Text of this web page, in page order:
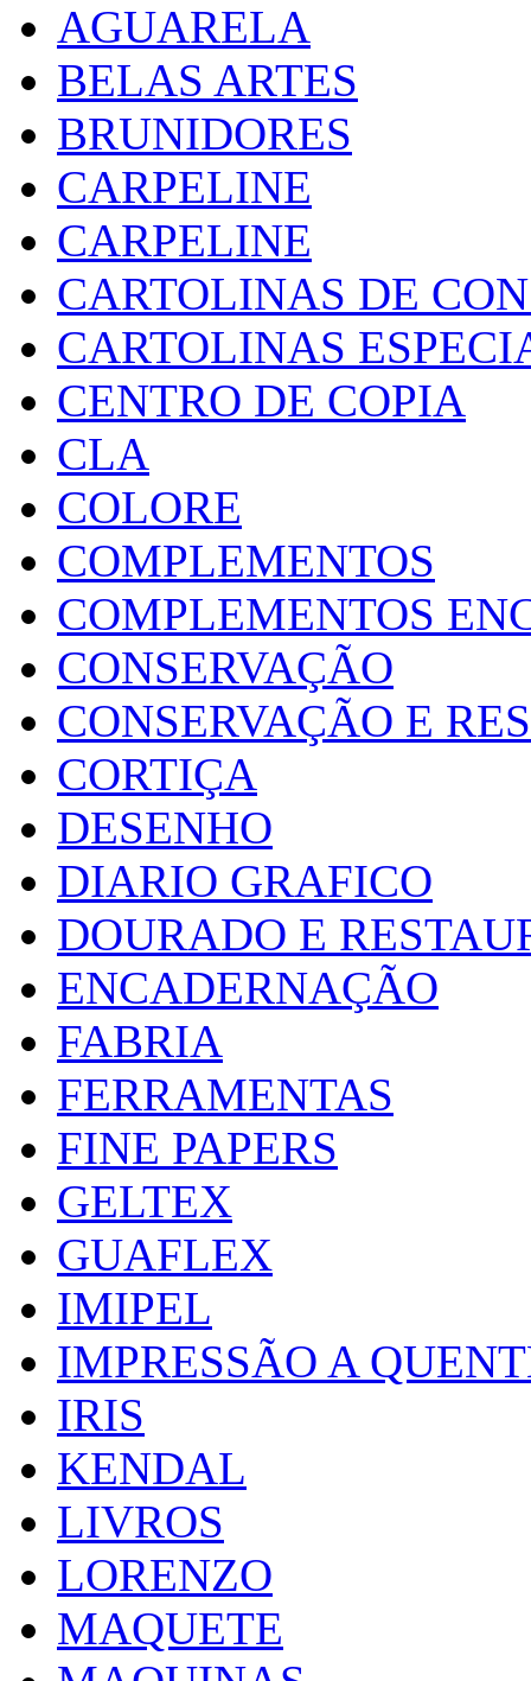
AGUARELA
BELAS ARTES
BRUNIDORES
CARPELINE
CARPELINE
CARTOLINAS DE
CARTOLINAS
CENTRO DE COPIA
CLA
COLORE
COMPLEMENTOS
COMPLEMENTOS
CONSERVAÇÃO
CONSERVAÇÃO E
CORTIÇA
DESENHO
DIARIO GRAFICO
DOURADO E
ENCADERNAÇÃO
FABRIA
FERRAMENTAS
FINE PAPERS
GELTEX
GUAFLEX
IMIPEL
IMPRESSÃO A
IRIS
KENDAL
LIVROS
LORENZO
MAQUETE